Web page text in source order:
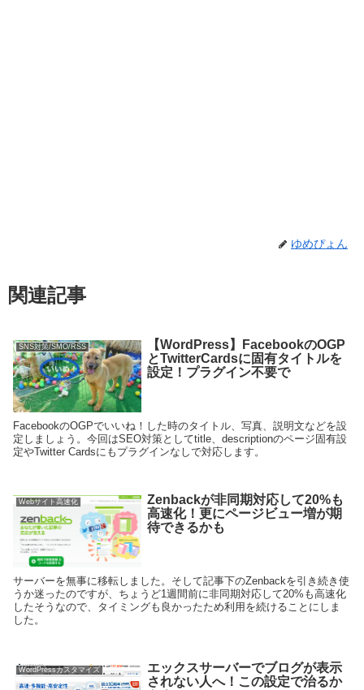
ゆめぴょん
関連記事
SNS対策/SMO/RSS
【WordPress】FacebookのOGP
とTwitterCardsに固有タイトルを
設定！プラグイン不要で
FacebookのOGPでいいね！した時のタイトル、写真、説明文などを設
定しましょう。今回はSEO対策としてtitle、descriptionのページ固有設
定やTwitter Cardsにもプラグインなしで対応します。
Webサイト高速化
Zenbackが非同期対応して20%も
高速化！更にページビュー増が期
待できるかも
サーバーを無事に移転しました。そして記事下のZenbackを引き続き使
うか迷ったのですが、ちょうど1週間前に非同期対応して20%も高速化
したそうなので、タイミングも良かったため利用を続けることにしま
した。
WordPressカスタマイズ
エックスサーバーでブログが表示
されない人へ！この設定で治るか